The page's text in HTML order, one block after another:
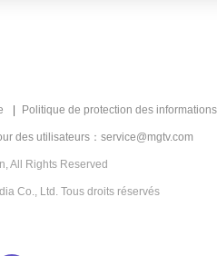
Politique de protection des
des utilisateurs：service@mgtv.com
All Rights Reserved
Co., Ltd. Tous droits réservés